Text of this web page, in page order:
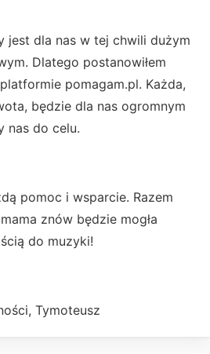
jest dla nas w tej chwili dużym
Dlatego postanowiłem
pomagam.pl. Każda,
będzie dla nas ogromnym
nas do celu.
pomoc i wsparcie. Razem
znów będzie mogła
do muzyki!
Tymoteusz